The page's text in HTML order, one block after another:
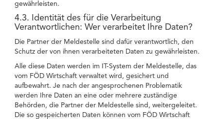
gewährleisten.
4.3. Identität des für die Verarbeitung
Verantwortlichen: Wer verarbeitet Ihre Daten?
Die Partner der Meldestelle sind dafür verantwortlich, den
Schutz der von ihnen verarbeiteten Daten zu gewährleisten.
Alle diese Daten werden im IT-System der Meldestelle, das
vom FÖD Wirtschaft verwaltet wird, gesichert und
aufbewahrt. Je nach der angesprochenen Problematik
werden Ihre Daten an eine oder mehrere zuständige
Behörden, die Partner der Meldestelle sind, weitergeleitet.
Die so gespeicherten Daten können vom FÖD Wirtschaft